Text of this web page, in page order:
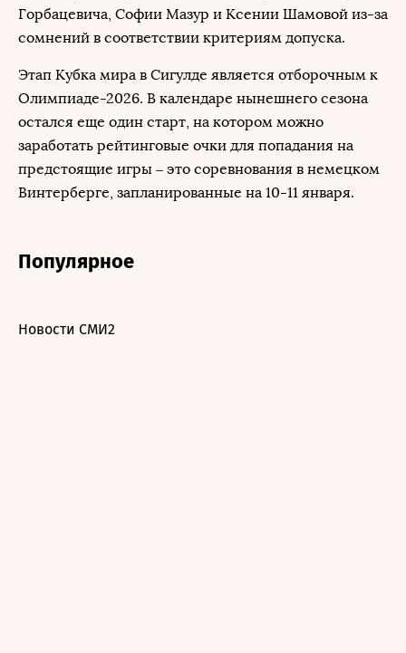
Горбацевича, Софии Мазур и Ксении Шамовой из-за
сомнений в соответствии критериям допуска.
Этап Кубка мира в Сигулде является отборочным к
Олимпиаде-2026. В календаре нынешнего сезона
остался еще один старт, на котором можно
заработать рейтинговые очки для попадания на
предстоящие игры – это соревнования в немецком
Винтерберге, запланированные на 10-11 января.
Популярное
Новости СМИ2